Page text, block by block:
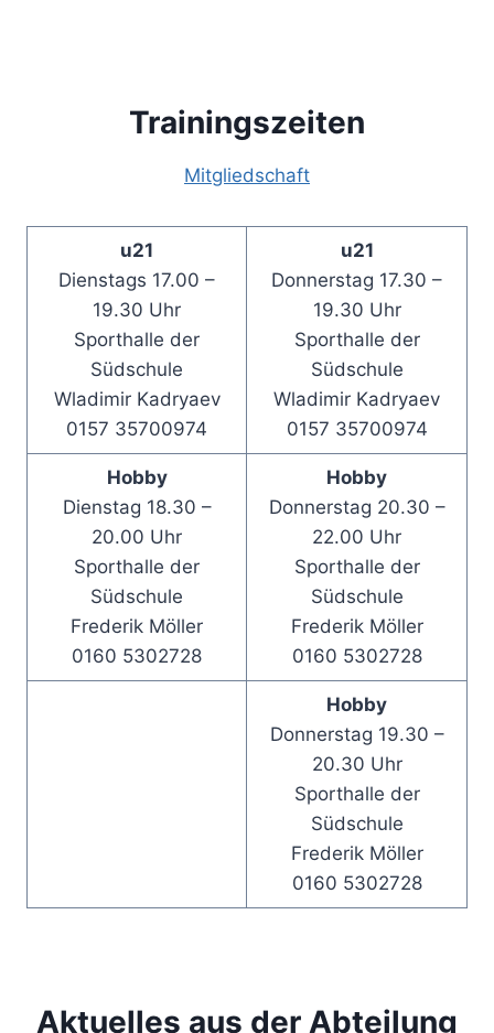
Trainingszeiten
Mitgliedschaft
u21
Dienstags 17.00 –
19.30 Uhr
Sporthalle der
Südschule
Wladimir Kadryaev
0157 35700974
u21
Donnerstag 17.30 –
19.30 Uhr
Sporthalle der
Südschule
Wladimir Kadryaev
0157 35700974
Hobby
Dienstag 18.30 –
20.00 Uhr
Sporthalle der
Südschule
Frederik Möller
0160 5302728
Hobby
Donnerstag 20.30 –
22.00 Uhr
Sporthalle der
Südschule
Frederik Möller
0160 5302728‬
Hobby
Donnerstag 19.30 –
20.30 Uhr
Sporthalle der
Südschule
Frederik Möller
0160 5302728‬
Aktuelles aus der Abteilung